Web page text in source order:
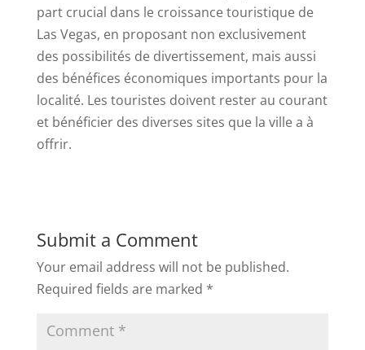
part crucial dans le croissance touristique de
Las Vegas, en proposant non exclusivement
des possibilités de divertissement, mais aussi
des bénéfices économiques importants pour la
localité. Les touristes doivent rester au courant
et bénéficier des diverses sites que la ville a à
offrir.
Submit a Comment
Your email address will not be published.
Required fields are marked *